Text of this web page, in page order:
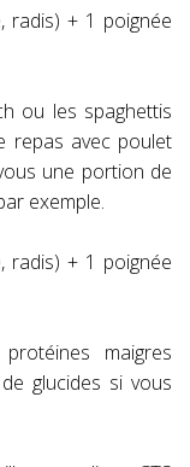
radis) + 1 poignée
ou les spaghettis
repas avec poulet
une portion de
exemple.
radis) + 1 poignée
maigres
glucides si vous